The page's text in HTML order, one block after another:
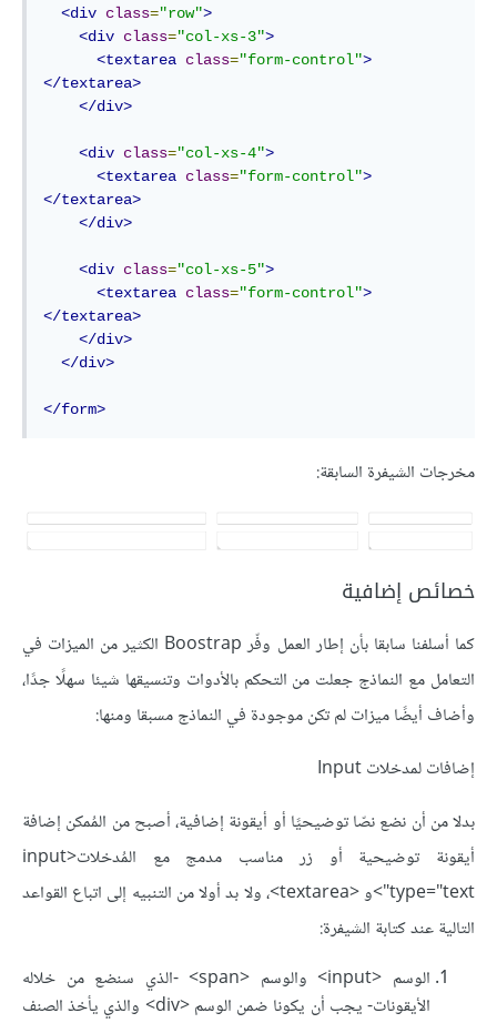
<div class="row">
<div class="col-xs-3">
<textarea class="form-control">
</textarea>
</div>
<div class="col-xs-4">
<textarea class="form-control">
</textarea>
</div>
<div class="col-xs-5">
<textarea class="form-control">
</textarea>
</div>
</div>
</form>
مخرجات الشيفرة السابقة:
خصائص إضافية
كما أسلفنا سابقا بأن إطار العمل وفّر Boostrap الكثير من الميزات في
التعامل مع النماذج جعلت من التحكم بالأدوات وتنسيقها شيئا سهلًا جدًا،
وأضاف أيضًا ميزات لم تكن موجودة في النماذج مسبقا ومنها:
إضافات لمدخلات Input
بدلا من أن نضع نصّا توضيحيًا أو أيقونة إضافية، أصبح من المُمكن إضافة
أيقونة توضيحية أو زر مناسب مدمج مع المُدخلات<input
type="text">و <textarea>، ولا بد أولا من التنبيه إلى اتباع القواعد
التالية عند كتابة الشيفرة:
الوسم <input> والوسم <span> -الذي سنضع من خلاله
الأيقونات- يجب أن يكونا ضمن الوسم <div> والذي يأخذ الصنف